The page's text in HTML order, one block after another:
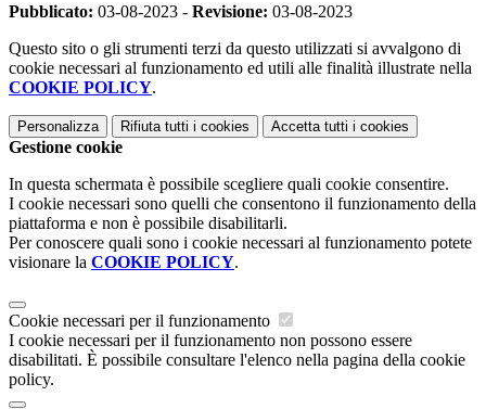
Pubblicato: 03-08-2023 - Revisione: 03-08-2023
Questo sito o gli strumenti terzi da questo utilizzati si avvalgono di
cookie necessari al funzionamento ed utili alle finalità illustrate nella
COOKIE POLICY.
Personalizza Rifiuta tutti i cookies Accetta tutti i cookies
Gestione cookie
In questa schermata è possibile scegliere quali cookie consentire.
I cookie necessari sono quelli che consentono il funzionamento della
piattaforma e non è possibile disabilitarli.
Per conoscere quali sono i cookie necessari al funzionamento potete
visionare la COOKIE POLICY.
Cookie necessari per il funzionamento
I cookie necessari per il funzionamento non possono essere
disabilitati. È possibile consultare l'elenco nella pagina della cookie
policy.